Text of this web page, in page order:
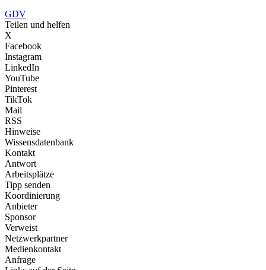
GDV
Teilen und helfen
X
Facebook
Instagram
LinkedIn
YouTube
Pinterest
TikTok
Mail
RSS
Hinweise
Wissensdatenbank
Kontakt
Antwort
Arbeitsplätze
Tipp senden
Koordinierung
Anbieter
Sponsor
Verweist
Netzwerkpartner
Medienkontakt
Anfrage